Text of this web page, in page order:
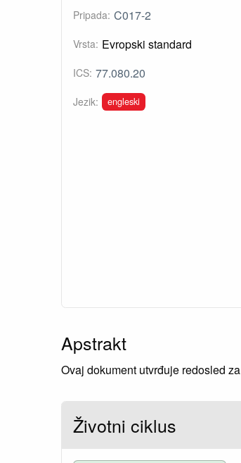
Pripada: C017-2
Vrsta: Evropski standard
ICS: 77.080.20
Jezik: engleski
Apstrakt
Ovaj dokument utvrđuje redosled
Životni ciklus